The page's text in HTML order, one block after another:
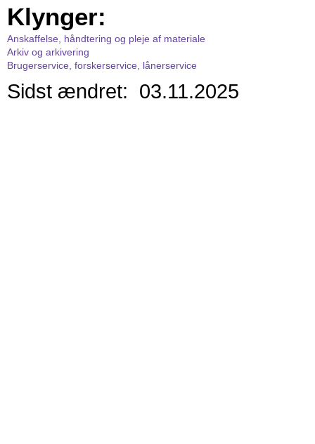
Klynger:
Anskaffelse, håndtering og pleje af materiale
Arkiv og arkivering
Brugerservice, forskerservice, lånerservice
Sidst ændret: 03.11.2025